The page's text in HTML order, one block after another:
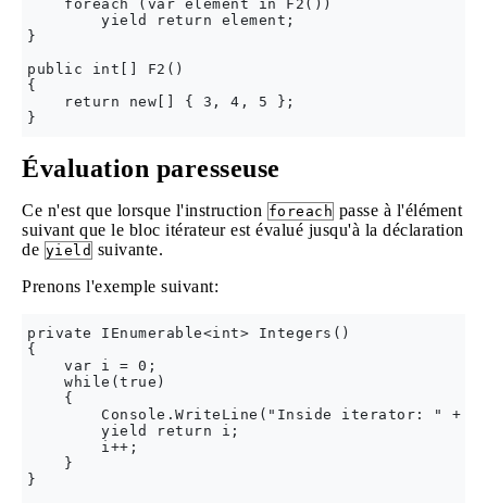
    foreach (var element in F2())
        yield return element;
}
public int[] F2()
{
    return new[] { 3, 4, 5 };
Évaluation paresseuse
Ce n'est que lorsque l'instruction foreach passe à l'élément
suivant que le bloc itérateur est évalué jusqu'à la déclaration
de yield suivante.
Prenons l'exemple suivant:
private IEnumerable<int> Integers()
{
    var i = 0;
    while(true)
    {
Console.WriteLine("Inside iterator: " +
        yield return i;
        i++;
    }
}